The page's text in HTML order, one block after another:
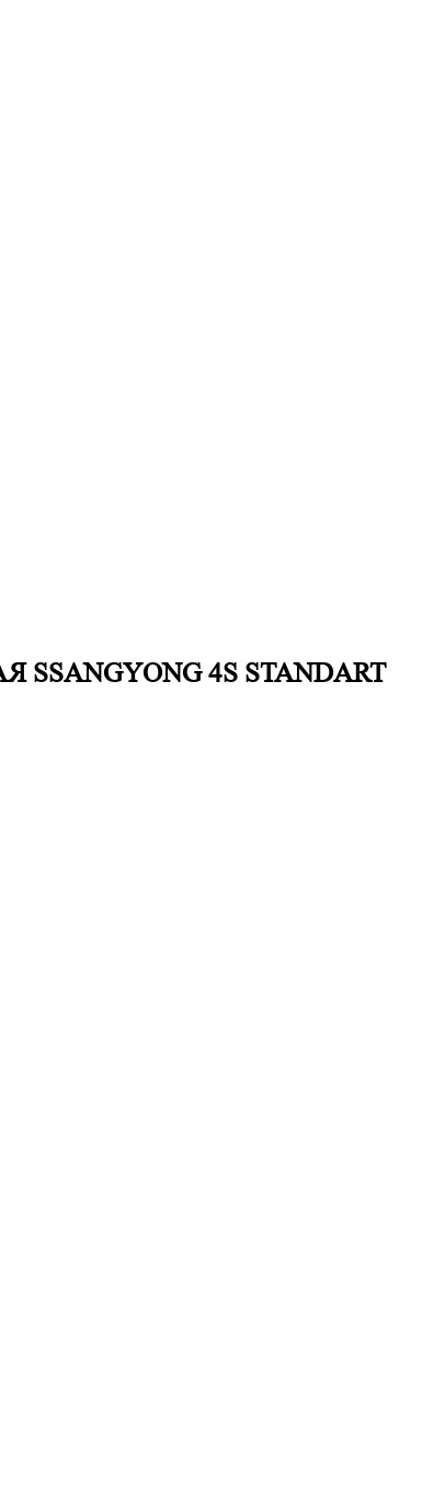
4S STANDART